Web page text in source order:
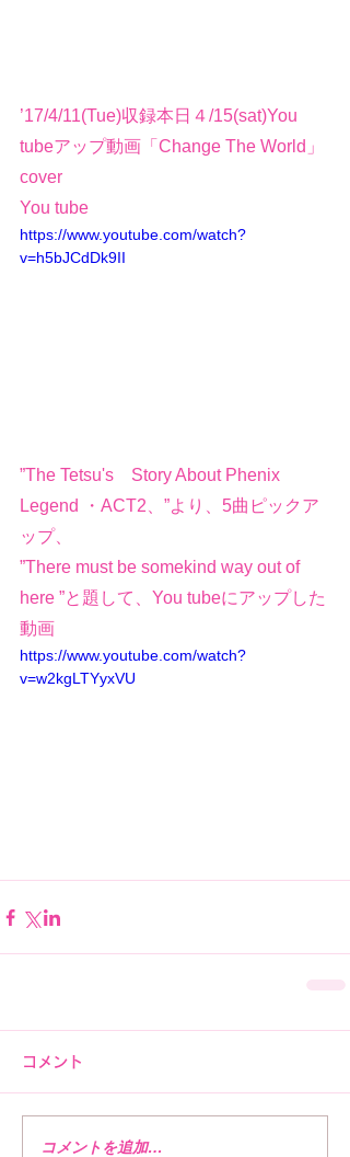
’17/4/11(Tue)収録本日４/15(sat)You
tubeアップ動画「Change The World」
cover
You tube
https://www.youtube.com/watch?
v=h5bJCdDk9II
”The Tetsu's　Story About Phenix
Legend ・ACT2、”より、5曲ピックア
ップ、
”There must be somekind way out of
here ”と題して、You tubeにアップした
動画
https://www.youtube.com/watch?
v=w2kgLTYyxVU
コメント
コメントを追加…